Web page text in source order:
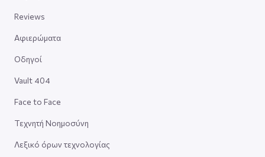
Reviews
Αφιερώματα
Οδηγοί
Vault 404
Face to Face
Τεχνητή Νοημοσύνη
Λεξικό όρων τεχνολογίας